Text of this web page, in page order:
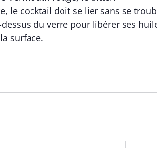
le cocktail doit se lier sans se
du verre pour libérer ses
surface.